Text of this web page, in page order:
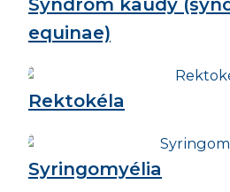
equinae)
Rektokéla
Syringomyélia